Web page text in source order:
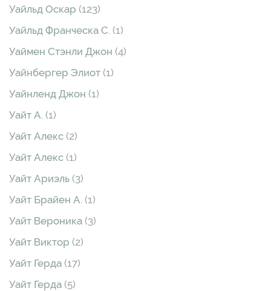
Уайльд Оскар (123)
Уайльд Франческа С. (1)
Уаймен Стэнли Джон (4)
Уайнбергер Элиот (1)
Уайнленд Джон (1)
Уайт А. (1)
Уайт Алекс (2)
Уайт Алекс (1)
Уайт Ариэль (3)
Уайт Брайен А. (1)
Уайт Вероника (3)
Уайт Виктор (2)
Уайт Герда (17)
Уайт Герда (5)